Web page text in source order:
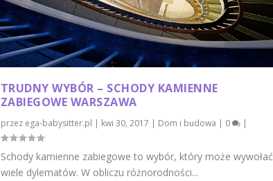
TRUDNY WYBÓR – SCHODY KAMIENNE
ZABIEGOWE WARSZAWA
przez ega-babysitter.pl | kwi 30, 2017 | Dom i budowa | 0 |
Schody kamienne zabiegowe to wybór, który może wywołać
wiele dylematów. W obliczu różnorodności...